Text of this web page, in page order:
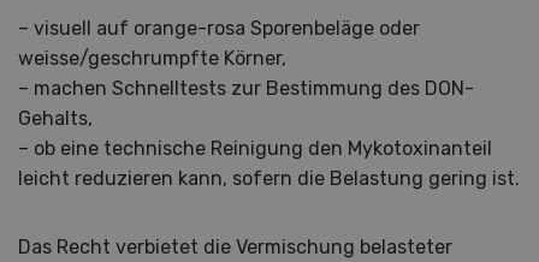
– visuell auf orange-rosa Sporenbeläge oder
weisse/geschrumpfte Körner,
– machen Schnelltests zur Bestimmung des DON-
Gehalts,
– ob eine technische Reinigung den Mykotoxinanteil
leicht reduzieren kann, sofern die Belastung gering ist.
Das Recht verbietet die Vermischung belasteter